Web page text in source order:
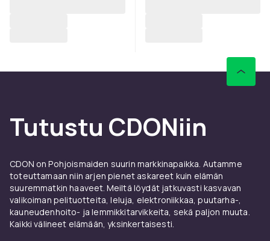
Tutustu CDONiin
CDON on Pohjoismaiden suurin markkinapaikka. Autamme
toteuttamaan niin arjen pienet askareet kuin elämän
suuremmatkin haaveet. Meiltä löydät jatkuvasti kasvavan
valikoiman pelituotteita, leluja, elektroniikkaa, puutarha-,
kauneudenhoito- ja lemmikkitarvikkeita, sekä paljon muuta.
Kaikki välineet elämään, yksinkertaisesti.